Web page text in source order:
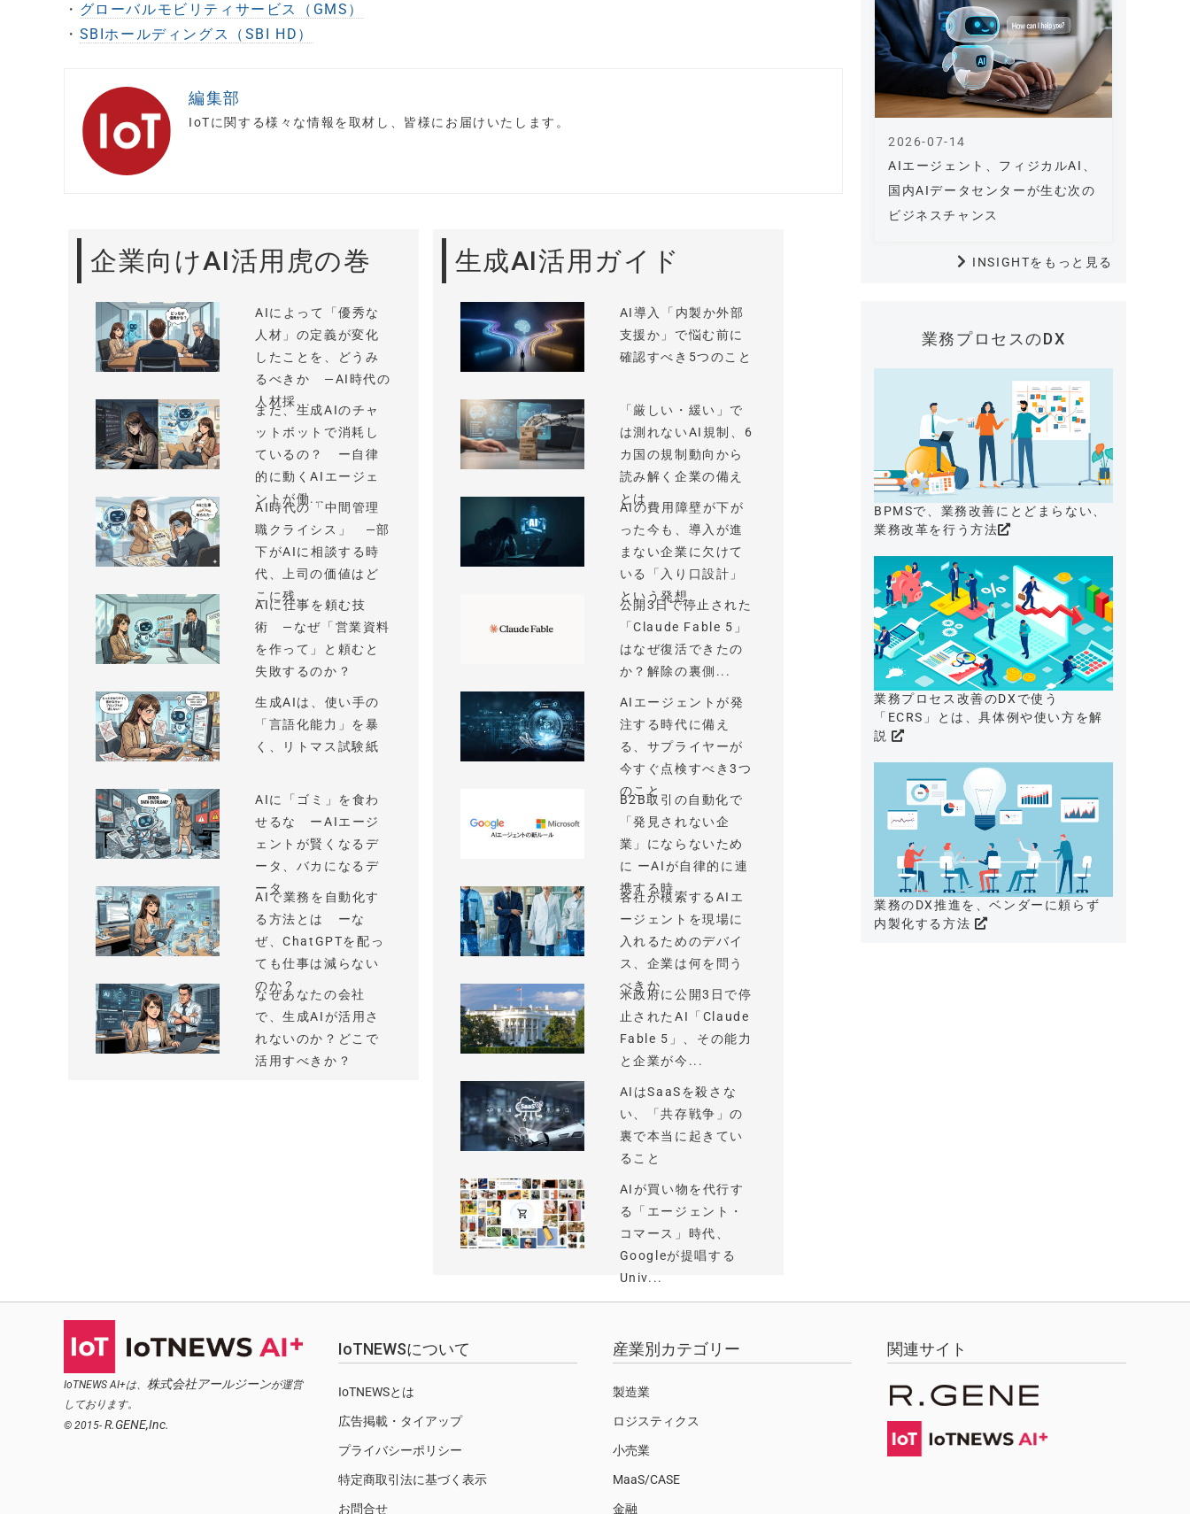
・ グローバルモビリティサービス（GMS）
・ SBIホールディングス（SBI HD）
編集部
IoTに関する様々な情報を取材し、皆様にお届けいたします。
企業向けAI活用虎の巻
AIによって「優秀な
人材」の定義が変化
したことを、どうみ
るべきか —AI時代の
人材採...
まだ、生成AIのチャ
ットボットで消耗し
ているの？ ー自律
的に動くAIエージェ
ントが働...
AI時代の「中間管理
職クライシス」 —部
下がAIに相談する時
代、上司の価値はど
こに残...
AIに仕事を頼む技
術 —なぜ「営業資料
を作って」と頼むと
失敗するのか？
生成AIは、使い手の
「言語化能力」を暴
く、リトマス試験紙
AIに「ゴミ」を食わ
せるな ーAIエージ
ェントが賢くなるデ
ータ、バカになるデ
ータ
AIで業務を自動化す
る方法とは ーな
ぜ、ChatGPTを配っ
ても仕事は減らない
のか？
なぜあなたの会社
で、生成AIが活用さ
れないのか？どこで
活用すべきか？
生成AI活用ガイド
AI導入「内製か外部
支援か」で悩む前に
確認すべき5つのこと
「厳しい・緩い」で
は測れないAI規制、6
カ国の規制動向から
読み解く企業の備え
とは
AIの費用障壁が下が
った今も、導入が進
まない企業に欠けて
いる「入り口設計」
という発想
公開3日で停止された
「Claude Fable 5」
はなぜ復活できたの
か？解除の裏側...
AIエージェントが発
注する時代に備え
る、サプライヤーが
今すぐ点検すべき3つ
のこと
B2B取引の自動化で
「発見されない企
業」にならないため
に ーAIが自律的に連
携する時...
各社が模索するAIエ
ージェントを現場に
入れるためのデバイ
ス、企業は何を問う
べきか
米政府に公開3日で停
止されたAI「Claude
Fable 5」、その能力
と企業が今...
AIはSaaSを殺さな
い、「共存戦争」の
裏で本当に起きてい
ること
AIが買い物を代行す
る「エージェント・
コマース」時代、
Googleが提唱する
Univ...
AIエージェント、フィジカルAI、
国内AIデータセンターが生む次の
ビジネスチャンス
2026-07-14
INSIGHTをもっと見る
業務プロセスのDX
BPMSで、業務改善にとどまらない、
業務改革を行う方法
業務プロセス改善のDXで使う
「ECRS」とは、具体例や使い方を解
説
業務のDX推進を、ベンダーに頼らず
内製化する方法
IoTNEWS AI+は、 株式会社アールジーンが運営
しております。
© 2015- R.GENE,Inc.
IoTNEWSについて
IoTNEWSとは
広告掲載・タイアップ
プライバシーポリシー
特定商取引法に基づく表示
お問合せ
産業別カテゴリー
製造業
ロジスティクス
小売業
MaaS/CASE
金融
関連サイト